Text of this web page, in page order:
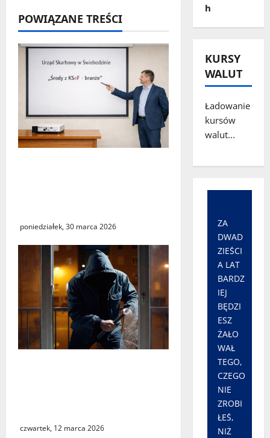
s
y
POWIĄZANE TREŚCI
poniedziałek, 30 marca 2026
czwartek, 12 marca 2026
h
KURSY
WALUT
Ładowanie
kursów
walut...
ZA
DWAD
ZIEŚCI
A LAT
BARDZ
IEJ
BĘDZI
ESZ
ŻAŁO
WAŁ
TEGO,
CZEGO
NIE
ZROBI
ŁEŚ,
NIŻ